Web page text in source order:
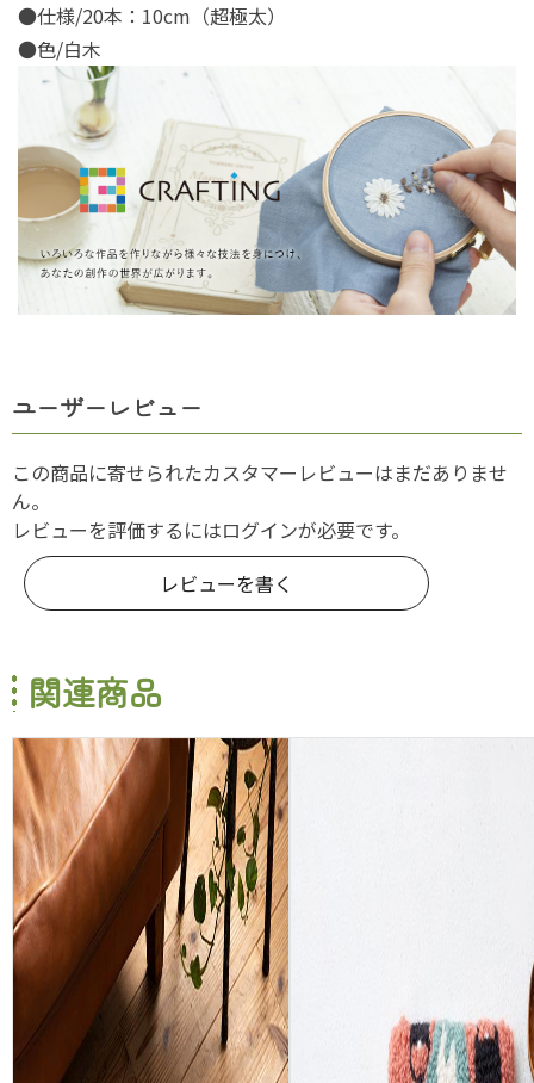
●仕様/20本：10cm（超極太）
●色/白木
ユーザーレビュー
この商品に寄せられたカスタマーレビューはまだありませ
ん。
レビューを評価するにはログインが必要です。
レビューを書く
関連商品